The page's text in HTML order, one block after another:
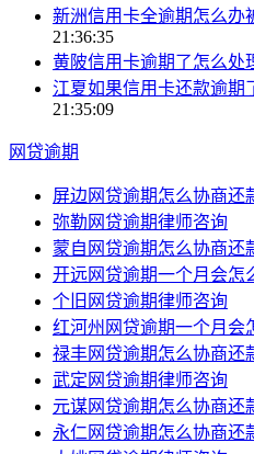
新洲信用卡全逾期怎么办
21:36:35
黄陂信用卡逾期了怎么处
江夏如果信用卡还款逾期
21:35:09
网贷逾期
屏边网贷逾期怎么协商还
弥勒网贷逾期律师咨询
蒙自网贷逾期怎么协商还
开远网贷逾期一个月会怎
个旧网贷逾期律师咨询
红河州网贷逾期一个月会
禄丰网贷逾期怎么协商还
武定网贷逾期律师咨询
元谋网贷逾期怎么协商还
永仁网贷逾期怎么协商还